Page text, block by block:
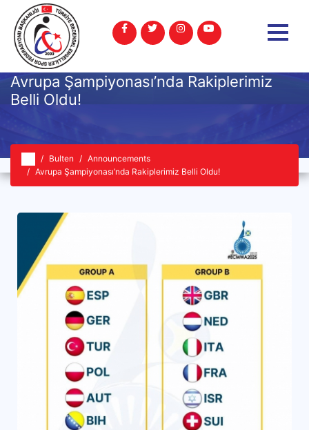
Avrupa Şampiyonası’nda Rakiplerimiz
Belli Oldu!
Bulten
Announcements
Avrupa Şampiyonası’nda Rakiplerimiz Belli Oldu!